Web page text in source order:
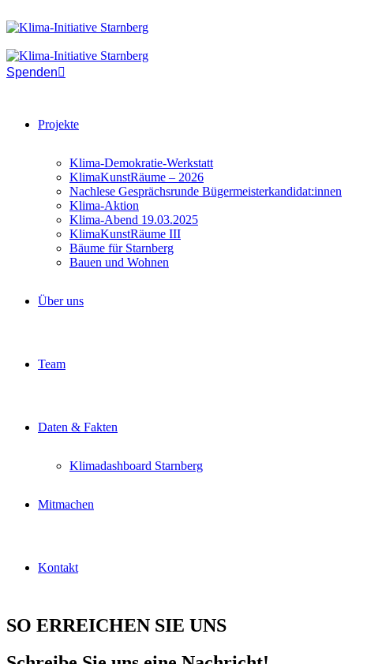
Spenden
Projekte
Klima-Demokratie-Werkstatt
KlimaKunstRäume – 2026
Nachlese Gesprächsrunde Bügermeisterkandidat:innen
Klima-Aktion
Klima-Abend 19.03.2025
KlimaKunstRäume III
Bäume für Starnberg
Bauen und Wohnen
Über uns
Team
Daten & Fakten
Klimadashboard Starnberg
Mitmachen
Kontakt
SO ERREICHEN SIE UNS